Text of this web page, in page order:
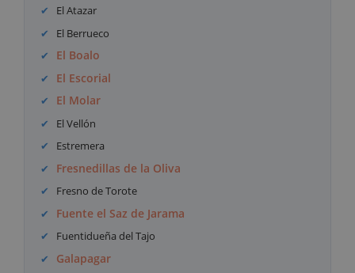
El Atazar
El Berrueco
El Boalo
El Escorial
El Molar
El Vellón
Estremera
Fresnedillas de la Oliva
Fresno de Torote
Fuente el Saz de Jarama
Fuentidueña del Tajo
Galapagar